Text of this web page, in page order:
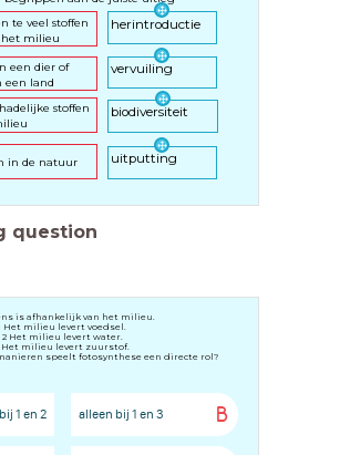
te veel stoffen
milieu
een dier of
een land
stoffen
in de natuur
herintroductie
vervuiling
biodiversiteit
uitputting
question
is afhankelijk van het milieu.
Het milieu levert voedsel.
2 Het milieu levert water.
Het milieu levert zuurstof.
speelt fotosynthese een directe rol?
1 en 2 B
alleen bij 1 en 3